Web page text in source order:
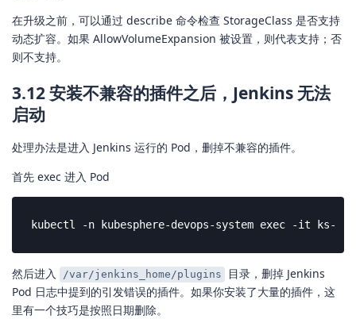
在升级之前，可以通过 describe 命令检查 StorageClass 是否支持
动态扩容。如果 AllowVolumeExpansion 被设置，则代表支持；否
则不支持。
3.12 安装不兼容的插件之后，Jenkins 无法
启动
处理办法是进入 Jenkins 运行的 Pod，删掉不兼容的插件。
首先 exec 进入 Pod
kubectl -n kubesphere-devops-system exec -it ks-
然后进入 /var/jenkins_home/plugins
目录，删掉 Jenkins
Pod 日志中提到的引发错误的插件。如果你安装了大量的插件，这
里有一个技巧是按照日期删除。